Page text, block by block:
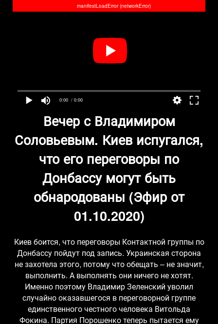
0:00 / 0:00
manifestLoadError (networkError)
Вечер с Владимиром
Соловьевым. Киев испугался,
что его переговоры по
Донбассу могут быть
обнародованы (Эфир от
01.10.2020)
Киев боится, что переговоры Контактной группы по
Донбассу пойдут под запись. Украинская сторона
не захотела этого, потому что обещать – не значит,
выполнить. А выполнять они ничего не хотят.
Именно поэтому Владимир Зеленский уволил
случайно оказавшегося в переговорной группе
единственного честного человека Витольда
Фокина. Партия Порошенко теперь пытается ему